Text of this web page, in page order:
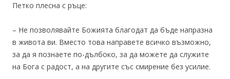
Петко плесна с ръце:
– Не позволявайте Божията благодат да бъде напразна
в живота ви. Вместо това направете всичко възможно,
за да я познаете по-дълбоко, за да можете да служите
на Бога с радост, а на другите със смирение без усилие.